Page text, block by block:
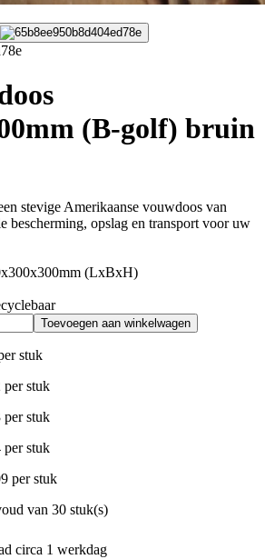
(B-golf) bruin
stevige Amerikaanse vouwdoos van
bescherming, opslag en transport voor uw
(LxBxH)
Toevoegen aan winkelwagen
stuk
per stuk
per stuk
per stuk
per stuk
van 30 stuk(s)
circa 1 werkdag